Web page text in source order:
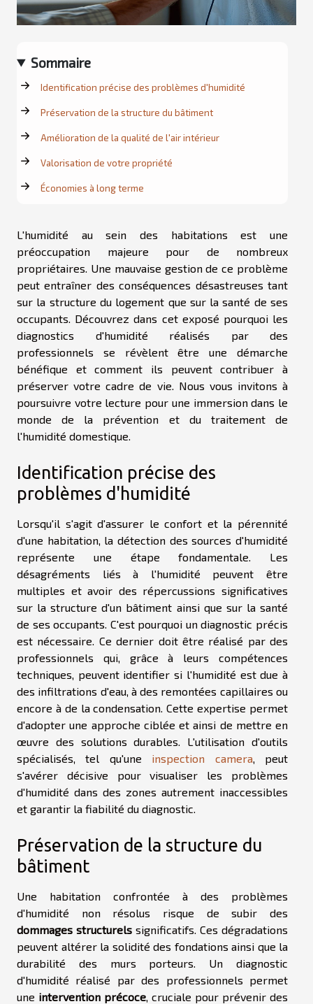
Sommaire
Identification précise des problèmes d'humidité
Préservation de la structure du bâtiment
Amélioration de la qualité de l'air intérieur
Valorisation de votre propriété
Économies à long terme
L'humidité au sein des habitations est une
préoccupation majeure pour de nombreux
propriétaires. Une mauvaise gestion de ce problème
peut entraîner des conséquences désastreuses tant
sur la structure du logement que sur la santé de ses
occupants. Découvrez dans cet exposé pourquoi les
diagnostics d'humidité réalisés par des
professionnels se révèlent être une démarche
bénéfique et comment ils peuvent contribuer à
préserver votre cadre de vie. Nous vous invitons à
poursuivre votre lecture pour une immersion dans le
monde de la prévention et du traitement de
l'humidité domestique.
Identification précise des
problèmes d'humidité
Lorsqu'il s'agit d'assurer le confort et la pérennité
d'une habitation, la détection des sources d'humidité
représente une étape fondamentale. Les
désagréments liés à l'humidité peuvent être
multiples et avoir des répercussions significatives
sur la structure d'un bâtiment ainsi que sur la santé
de ses occupants. C'est pourquoi un diagnostic précis
est nécessaire. Ce dernier doit être réalisé par des
professionnels qui, grâce à leurs compétences
techniques, peuvent identifier si l'humidité est due à
des infiltrations d'eau, à des remontées capillaires ou
encore à de la condensation. Cette expertise permet
d'adopter une approche ciblée et ainsi de mettre en
œuvre des solutions durables. L'utilisation d'outils
spécialisés, tel qu'une inspection camera , peut
s'avérer décisive pour visualiser les problèmes
d'humidité dans des zones autrement inaccessibles
et garantir la fiabilité du diagnostic.
Préservation de la structure du
bâtiment
Une habitation confrontée à des problèmes
d'humidité non résolus risque de subir des
dommages structurels significatifs. Ces dégradations
peuvent altérer la solidité des fondations ainsi que la
durabilité des murs porteurs. Un diagnostic
d'humidité réalisé par des professionnels permet
une intervention précoce, cruciale pour prévenir des